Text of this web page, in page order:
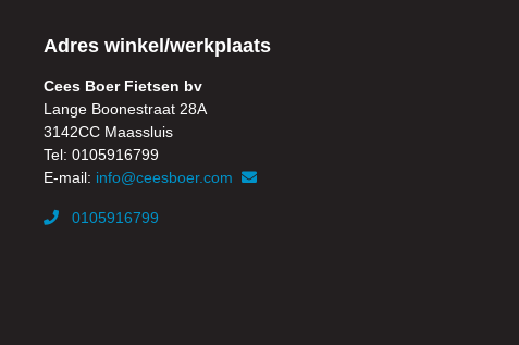
Adres winkel/werkplaats
Cees Boer Fietsen bv
Lange Boonestraat 28A
3142CC Maassluis
Tel: 0105916799
E-mail: info@ceesboer.com
0105916799